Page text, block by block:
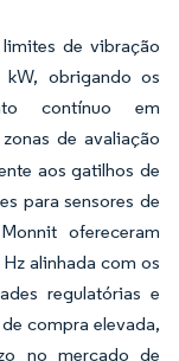
de vibração
obrigando os
contínuo em
de avaliação
aos gatilhos de
para sensores de
ofereceram
alinhada com os
regulatórias e
compra elevada,
no mercado de